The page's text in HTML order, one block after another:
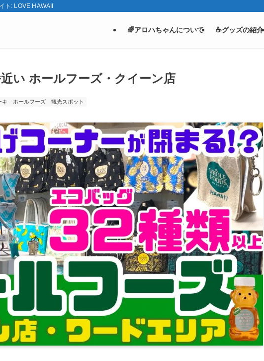
ト: LOVE HAWAII
🌈アロハちゃんについて ☕グッズの紹介
い ホールフーズ・クイーン店
キ ホールフーズ 観光スポット